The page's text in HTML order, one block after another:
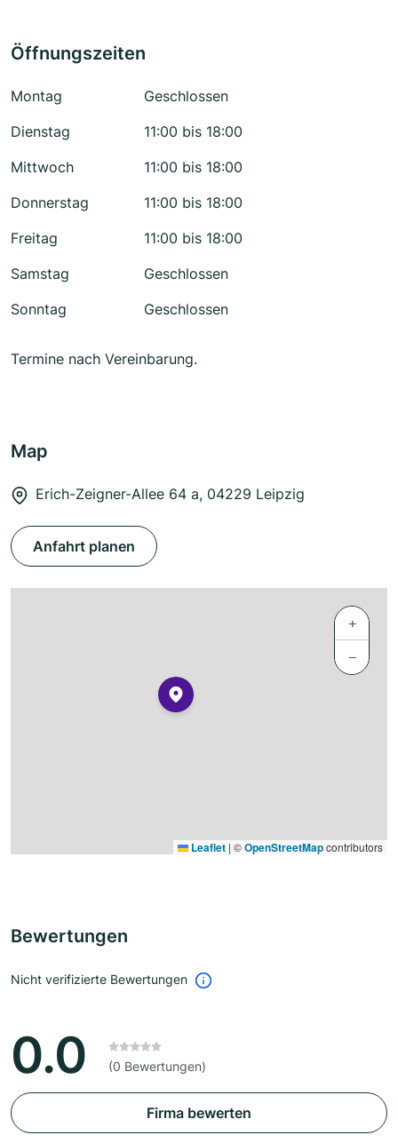
Öffnungszeiten
Montag
Geschlossen
Dienstag
11:00 bis 18:00
Mittwoch
11:00 bis 18:00
Donnerstag
11:00 bis 18:00
Freitag
11:00 bis 18:00
Samstag
Geschlossen
Sonntag
Geschlossen
Termine nach Vereinbarung.
Map
Erich-Zeigner-Allee 64 a, 04229 Leipzig
Anfahrt planen
+
−
Leaflet | ©OpenStreetMapcontributors
Bewertungen
Nicht verifizierte Bewertungen
0.0 (0 Bewertungen)
Firma bewerten